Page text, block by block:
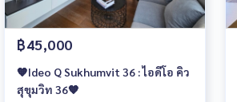
฿45,000
🧡Ideo Q Sukhumvit 36 : ไอดีโอ คิว
สุขุมวิท 36🧡